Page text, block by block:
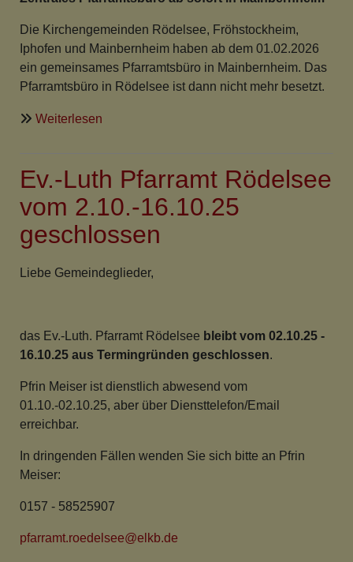
Mainbernheim
Die Kirchengemeinden Rödelsee, Fröhstockheim,
Iphofen und Mainbernheim haben ab dem 01.02.2026
ein gemeinsames Pfarramtsbüro in Mainbernheim. Das
Pfarramtsbüro in Rödelsee ist dann nicht mehr besetzt.
Weiterlesen
ab
in
Mainbernheim
Ev.-Luth Pfarramt Rödelsee
vom 2.10.-16.10.25
geschlossen
Liebe Gemeindeglieder,
das Ev.-Luth. Pfarramt Rödelsee bleibt vom 02.10.25 -
16.10.25 aus Termingründen geschlossen.
Pfrin Meiser ist dienstlich abwesend vom
01.10.-02.10.25, aber über Diensttelefon/Email
erreichbar.
In dringenden Fällen wenden Sie sich bitte an Pfrin
Meiser:
0157 - 58525907
pfarramt.roedelsee@elkb.de